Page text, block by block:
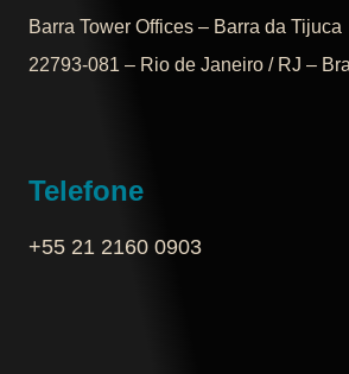
Barra Tower Offices – Barra da Tijuca
22793-081 – Rio de Janeiro / RJ –
Telefone
+55 21 2160 0903‬